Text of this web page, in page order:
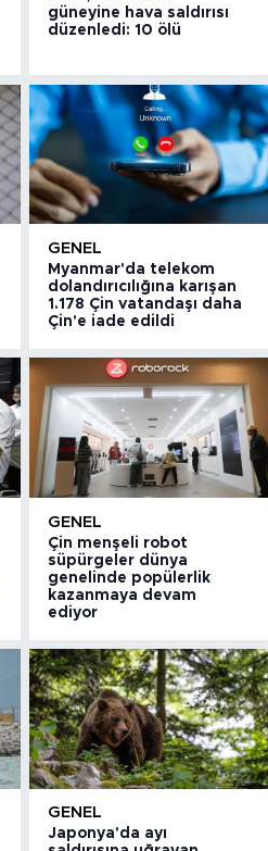
güneyine hava saldırısı
düzenledi: 10 ölü
GENEL
Myanmar'da telekom
dolandırıcılığına karışan
1.178 Çin vatandaşı daha
Çin'e iade edildi
GENEL
Çin menşeli robot
süpürgeler dünya
genelinde popülerlik
kazanmaya devam
ediyor
GENEL
Japonya'da ayı